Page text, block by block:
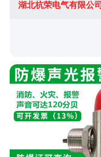
湖北杭荣电气有限公司